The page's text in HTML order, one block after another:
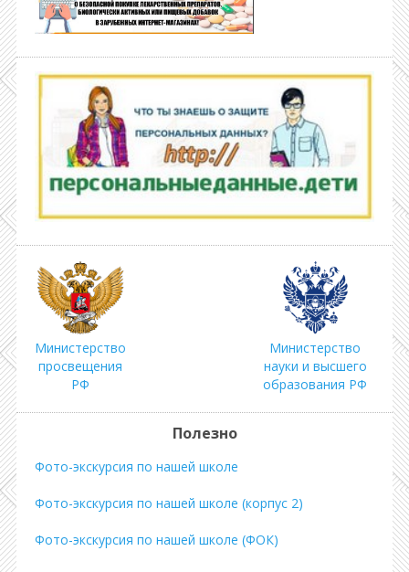
Министерство
просвещения
РФ
Министерство
науки и высшего
образования РФ
Полезно
Фото-экскурсия по нашей школе
Фото-экскурсия по нашей школе (корпус 2)
Фото-экскурсия по нашей школе (ФОК)